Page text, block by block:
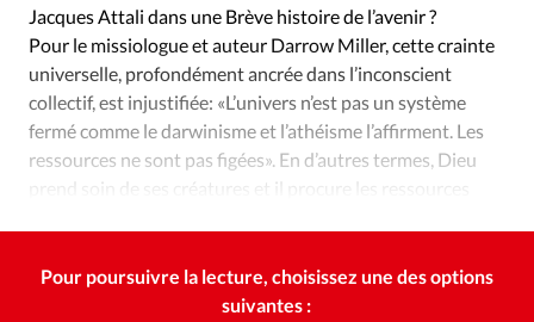
Dossier
Eglises Foi Génération réveil
Monde
Opinions
Publireportage
Relations Aujourd'hui
Société
Tour du monde des Eglises
Trait d'Ixène
Vécu
Vie Intérieure
Jacques Attali dans une Brève histoire de l’avenir ?
Pour le missiologue et auteur Darrow Miller, cette crainte
universelle, profondément ancrée dans l’inconscient
collectif, est injustifiée: «L’univers n’est pas un système
fermé comme le darwinisme et l’athéisme l’affirment. Les
ressources ne sont pas figées». En d’autres termes, Dieu
prend soin de ses créatures et il procure les ressources
Pour poursuivre la lecture, choisissez une des options
suivantes :